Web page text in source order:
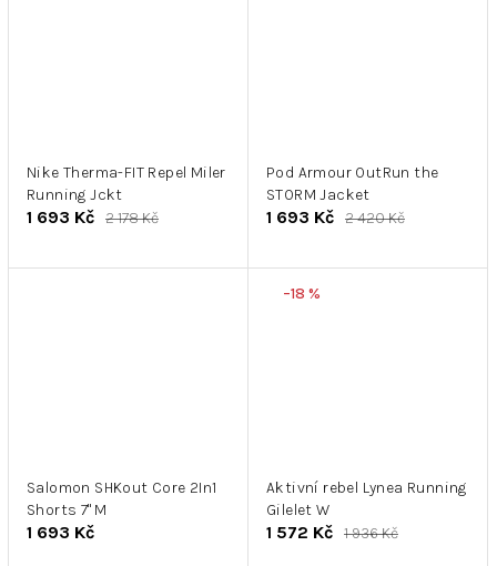
Nike Therma-FIT Repel Miler
Running Jckt
1 693 Kč 2 178 Kč
Pod Armour OutRun the
STORM Jacket
1 693 Kč 2 420 Kč
Salomon SHKout Core 2In1
Shorts 7'' M
1 693 Kč
–18 %
Aktivní rebel Lynea Running
Gilelet W
1 572 Kč 1 936 Kč